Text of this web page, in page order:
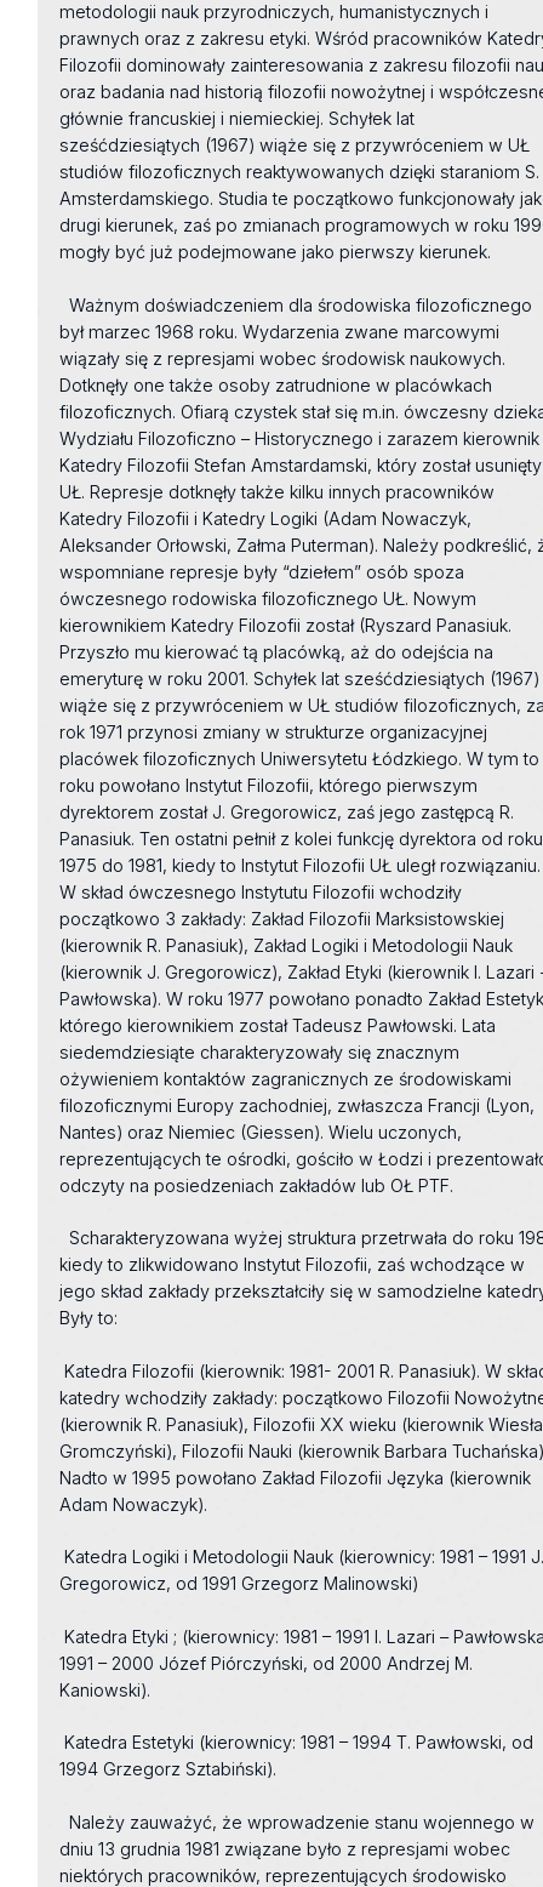
metodologii nauk przyrodniczych, humanistycznych i
prawnych oraz z zakresu etyki. Wśród pracowników
Filozofii dominowały zainteresowania z zakresu filozofii
oraz badania nad historią filozofii nowożytnej i
głównie francuskiej i niemieckiej. Schyłek lat
sześćdziesiątych (1967) wiąże się z przywróceniem w UŁ
studiów filozoficznych reaktywowanych dzięki staraniom S.
Amsterdamskiego. Studia te początkowo funkcjonowały
drugi kierunek, zaś po zmianach programowych w roku
mogły być już podejmowane jako pierwszy kierunek.
Ważnym doświadczeniem dla środowiska filozoficznego
był marzec 1968 roku. Wydarzenia zwane marcowymi
wiązały się z represjami wobec środowisk naukowych.
Dotknęły one także osoby zatrudnione w placówkach
filozoficznych. Ofiarą czystek stał się m.in. ówczesny
Wydziału Filozoficzno – Historycznego i zarazem kierownik
Katedry Filozofii Stefan Amstardamski, który został
UŁ. Represje dotknęły także kilku innych pracowników
Katedry Filozofii i Katedry Logiki (Adam Nowaczyk,
Aleksander Orłowski, Załma Puterman). Należy podkreślić,
wspomniane represje były “dziełem” osób spoza
ówczesnego rodowiska filozoficznego UŁ. Nowym
kierownikiem Katedry Filozofii został (Ryszard Panasiuk.
Przyszło mu kierować tą placówką, aż do odejścia na
emeryturę w roku 2001. Schyłek lat sześćdziesiątych (1967)
wiąże się z przywróceniem w UŁ studiów filozoficznych,
rok 1971 przynosi zmiany w strukturze organizacyjnej
placówek filozoficznych Uniwersytetu Łódzkiego. W tym to
roku powołano Instytut Filozofii, którego pierwszym
dyrektorem został J. Gregorowicz, zaś jego zastępcą R.
Panasiuk. Ten ostatni pełnił z kolei funkcję dyrektora od roku
1975 do 1981, kiedy to Instytut Filozofii UŁ uległ rozwiązaniu.
W skład ówczesnego Instytutu Filozofii wchodziły
początkowo 3 zakłady: Zakład Filozofii Marksistowskiej
(kierownik R. Panasiuk), Zakład Logiki i Metodologii Nauk
(kierownik J. Gregorowicz), Zakład Etyki (kierownik I. Lazari
Pawłowska). W roku 1977 powołano ponadto Zakład
którego kierownikiem został Tadeusz Pawłowski. Lata
siedemdziesiąte charakteryzowały się znacznym
ożywieniem kontaktów zagranicznych ze środowiskami
filozoficznymi Europy zachodniej, zwłaszcza Francji (Lyon,
Nantes) oraz Niemiec (Giessen). Wielu uczonych,
reprezentujących te ośrodki, gościło w Łodzi i
odczyty na posiedzeniach zakładów lub OŁ PTF.
Scharakteryzowana wyżej struktura przetrwała do roku
kiedy to zlikwidowano Instytut Filozofii, zaś wchodzące w
jego skład zakłady przekształciły się w samodzielne
Były to:
Katedra Filozofii (kierownik: 1981- 2001 R. Panasiuk). W
katedry wchodziły zakłady: początkowo Filozofii
(kierownik R. Panasiuk), Filozofii XX wieku (kierownik
Gromczyński), Filozofii Nauki (kierownik Barbara
Nadto w 1995 powołano Zakład Filozofii Języka (kierownik
Adam Nowaczyk).
Katedra Logiki i Metodologii Nauk (kierownicy: 1981 – 1991
Gregorowicz, od 1991 Grzegorz Malinowski)
Katedra Etyki ; (kierownicy: 1981 – 1991 I. Lazari –
1991 – 2000 Józef Piórczyński, od 2000 Andrzej M.
Kaniowski).
Katedra Estetyki (kierownicy: 1981 – 1994 T. Pawłowski, od
1994 Grzegorz Sztabiński).
Należy zauważyć, że wprowadzenie stanu wojennego w
dniu 13 grudnia 1981 związane było z represjami wobec
niektórych pracowników, reprezentujących środowisko